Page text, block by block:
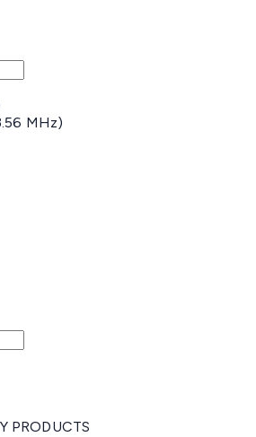
MHz)
PRODUCTS